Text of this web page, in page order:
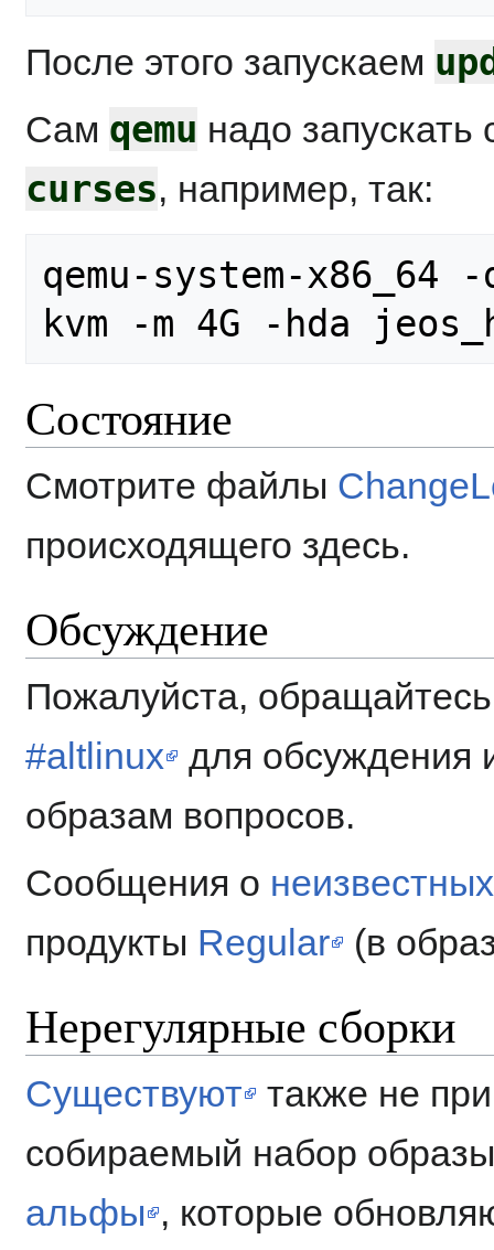
После этого запускаем
Сам qemu надо
curses, например, так:
qemu-system-
Состояние
Смотрите файлы
происходящего здесь.
Обсуждение
Пожалуйста,
#altlinux
для обсуждения
образам вопросов.
Сообщения о неизвестных
продукты Regular (в
Нерегулярные сборки
Существуют
также не
собираемый набор
альфы , которые